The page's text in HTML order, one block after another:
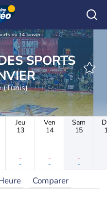
du 14 Janvier
(Tunis)
Jeu
13
-
-
Ven
14
-
-
Sam
15
-
-
Comparer